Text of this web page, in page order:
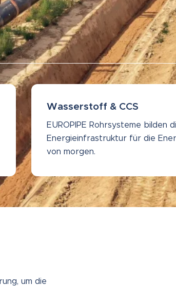
Wasserstoff & CCS
EUROPIPE Rohrsysteme bilden
Energieinfrastruktur für die
von morgen.
um die